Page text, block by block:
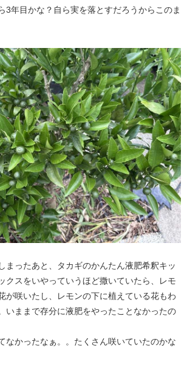
3年目かな？自ら実を落とすだろうからこのま
まったあと、タカギのかんたん液肥希釈キッ
クスをいやっていうほど撒いていたら、レモ
が咲いたし、レモンの下に植えている花もわ
いままで存分に液肥をやったことなかったの
なかったなぁ。。たくさん咲いていたのかな